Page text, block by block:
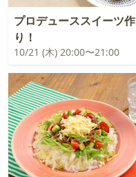
プロデューススイーツ作
り！
10/21 (木) 20:00〜21:00